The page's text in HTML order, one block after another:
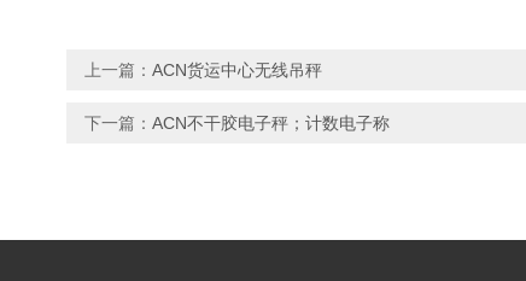
上一篇： ACN货运中心无线吊秤
下一篇： ACN不干胶电子秤；计数电子称